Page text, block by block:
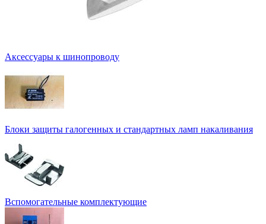
Аксессуары к шинопроводу
Блоки защиты галогенных и стандартных ламп накаливания
Вспомогательные комплектующие